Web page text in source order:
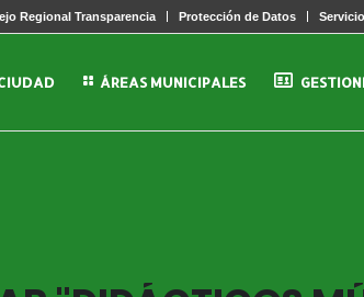
Regional Transparencia Protección de Datos
ÁREAS MUNICIPALES